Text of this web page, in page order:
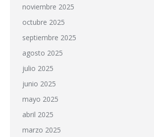
noviembre 2025
octubre 2025
septiembre 2025
agosto 2025
julio 2025
junio 2025
mayo 2025
abril 2025
marzo 2025